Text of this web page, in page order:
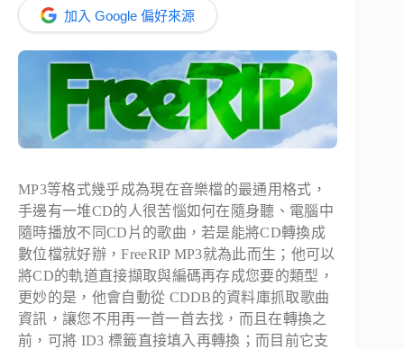
加入 Google 偏好來源
MP3等格式幾乎成為現在音樂檔的最通用格式，
手邊有一堆CD的人很苦惱如何在隨身聽、電腦中
隨時播放不同CD片的歌曲，若是能將CD轉換成
數位檔就好辦，FreeRIP MP3就為此而生；他可以
將CD的軌道直接擷取與編碼再存成您要的類型，
更妙的是，他會自動從 CDDB的資料庫抓取歌曲
資訊，讓您不用再一首一首去找，而且在轉換之
前，可將 ID3 標籤直接填入再轉換；而目前它支